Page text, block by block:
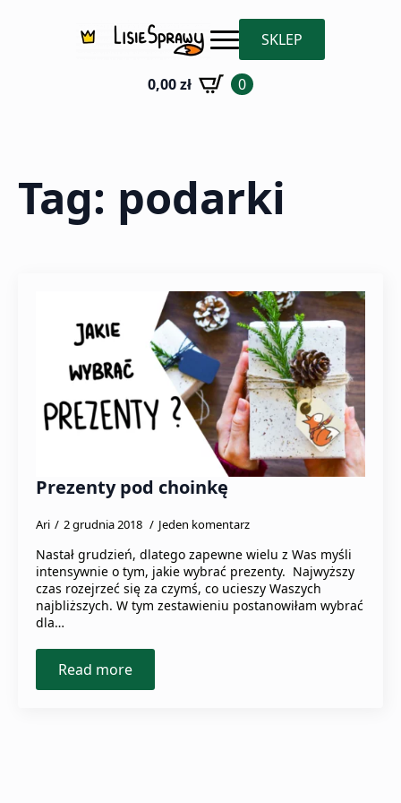
SKLEP
0,00zł 0
Tag: podarki
Prezenty pod choinkę
Ari 2 grudnia 2018 Jeden komentarz
Nastał grudzień, dlatego zapewne wielu z Was myśli
intensywnie o tym, jakie wybrać prezenty. Najwyższy
czas rozejrzeć się za czymś, co ucieszy Waszych
najbliższych. W tym zestawieniu postanowiłam wybrać
dla…
Read more